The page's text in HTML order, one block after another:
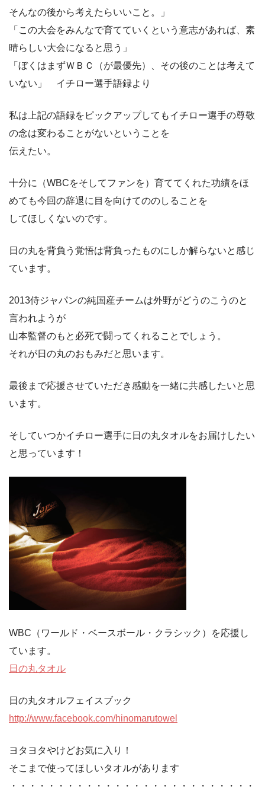
そんなの後から考えたらいいこと。」
「この大会をみんなで育てていくという意志があれば、素
晴らしい大会になると思う」
「ぼくはまずＷＢＣ（が最優先）、その後のことは考えて
いない」 イチロー選手語録より
私は上記の語録をピックアップしてもイチロー選手の尊敬
の念は変わることがないということを
伝えたい。
十分に（WBCをそしてファンを）育ててくれた功績をほ
めても今回の辞退に目を向けてののしることを
してほしくないのです。
日の丸を背負う覚悟は背負ったものにしか解らないと感じ
ています。
2013侍ジャパンの純国産チームは外野がどうのこうのと
言われようが
山本監督のもと必死で闘ってくれることでしょう。
それが日の丸のおもみだと思います。
最後まで応援させていただき感動を一緒に共感したいと思
います。
そしていつかイチロー選手に日の丸タオルをお届けしたい
と思っています！
WBC（ワールド・ベースボール・クラシック）を応援し
ています。
日の丸タオル
日の丸タオルフェイスブック
http://www.facebook.com/hinomarutowel
ヨタヨタやけどお気に入り！
そこまで使ってほしいタオルがあります
・・・・・・・・・・・・・・・・・・・・・・・・・・